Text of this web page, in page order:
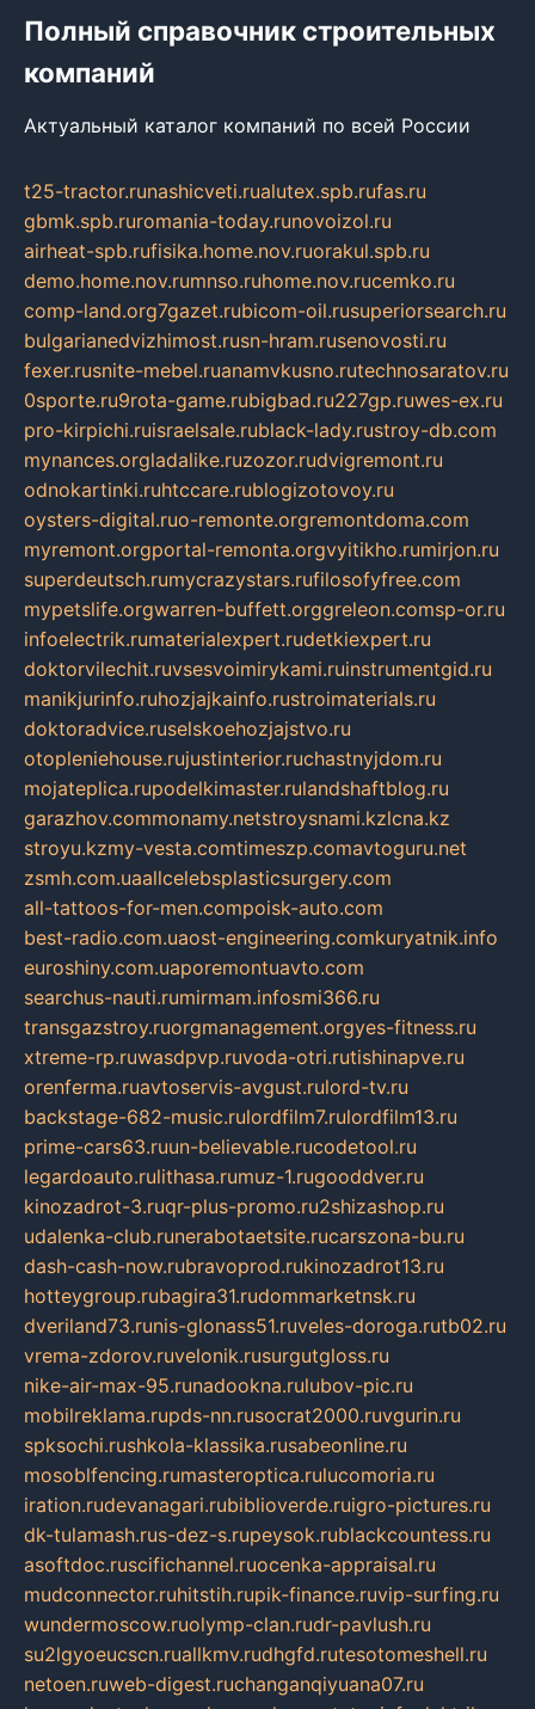
Полный справочник строительных
компаний
Актуальный каталог компаний по всей России
t25-tractor.runashicveti.rualutex.spb.rufas.ru
gbmk.spb.ruromania-today.runovoizol.ru
airheat-spb.rufisika.home.nov.ruorakul.spb.ru
demo.home.nov.rumnso.ruhome.nov.rucemko.ru
comp-land.org7gazet.rubicom-oil.rusuperiorsearch.ru
bulgarianedvizhimost.rusn-hram.rusenovosti.ru
fexer.rusnite-mebel.ruanamvkusno.rutechnosaratov.ru
0sporte.ru9rota-game.rubigbad.ru227gp.ruwes-ex.ru
pro-kirpichi.ruisraelsale.rublack-lady.rustroy-db.com
mynances.orgladalike.ruzozor.rudvigremont.ru
odnokartinki.ruhtccare.rublogizotovoy.ru
oysters-digital.ruo-remonte.orgremontdoma.com
myremont.orgportal-remonta.orgvyitikho.rumirjon.ru
superdeutsch.rumycrazystars.rufilosofyfree.com
mypetslife.orgwarren-buffett.orggreleon.comsp-or.ru
infoelectrik.rumaterialexpert.rudetkiexpert.ru
doktorvilechit.ruvsesvoimirykami.ruinstrumentgid.ru
manikjurinfo.ruhozjajkainfo.rustroimaterials.ru
doktoradvice.ruselskoehozjajstvo.ru
otopleniehouse.rujustinterior.ruchastnyjdom.ru
mojateplica.rupodelkimaster.rulandshaftblog.ru
garazhov.commonamy.netstroysnami.kzlcna.kz
stroyu.kzmy-vesta.comtimeszp.comavtoguru.net
zsmh.com.uaallcelebsplasticsurgery.com
all-tattoos-for-men.compoisk-auto.com
best-radio.com.uaost-engineering.comkuryatnik.info
euroshiny.com.uaporemontuavto.com
searchus-nauti.rumirmam.infosmi366.ru
transgazstroy.ruorgmanagement.orgyes-fitness.ru
xtreme-rp.ruwasdpvp.ruvoda-otri.rutishinapve.ru
orenferma.ruavtoservis-avgust.rulord-tv.ru
backstage-682-music.rulordfilm7.rulordfilm13.ru
prime-cars63.ruun-believable.rucodetool.ru
legardoauto.rulithasa.rumuz-1.rugooddver.ru
kinozadrot-3.ruqr-plus-promo.ru2shizashop.ru
udalenka-club.runerabotaetsite.rucarszona-bu.ru
dash-cash-now.rubravoprod.rukinozadrot13.ru
hotteygroup.rubagira31.rudommarketnsk.ru
dveriland73.runis-glonass51.ruveles-doroga.rutb02.ru
vrema-zdorov.ruvelonik.rusurgutgloss.ru
nike-air-max-95.runadookna.rulubov-pic.ru
mobilreklama.rupds-nn.rusocrat2000.ruvgurin.ru
spksochi.rushkola-klassika.rusabeonline.ru
mosoblfencing.rumasteroptica.rulucomoria.ru
iration.rudevanagari.rubiblioverde.ruigro-pictures.ru
dk-tulamash.rus-dez-s.rupeysok.rublackcountess.ru
asoftdoc.ruscifichannel.ruocenka-appraisal.ru
mudconnector.ruhitstih.rupik-finance.ruvip-surfing.ru
wundermoscow.ruolymp-clan.rudr-pavlush.ru
su2lgyoeucscn.ruallkmv.rudhgfd.rutesotomeshell.ru
netoen.ruweb-digest.ruchanganqiyuana07.ru